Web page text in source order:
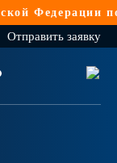
Федерации
Отправить заявку